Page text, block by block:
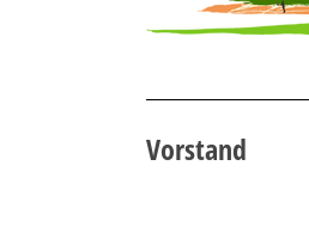
Vorstand